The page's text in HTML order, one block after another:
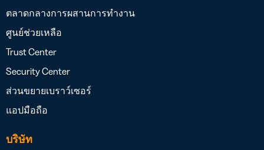
ตลาดกลางการผสานการทำงาน
ศูนย์ช่วยเหลือ
Trust Center
Security Center
ส่วนขยายเบราว์เซอร์
แอปมือถือ
บริษัท